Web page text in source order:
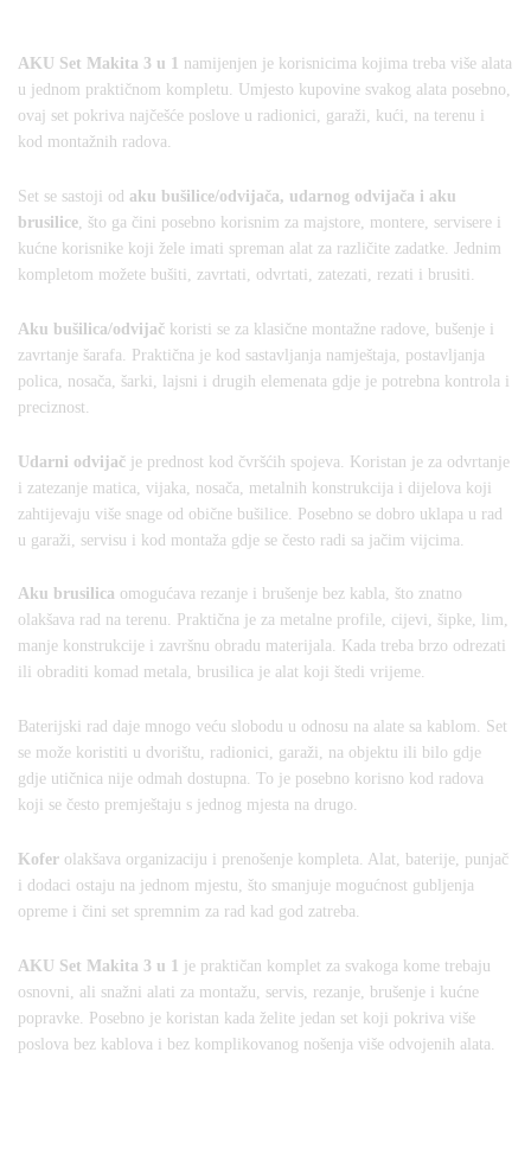
AKU Set Makita 3 u 1 namijenjen je korisnicima kojima treba više alata
u jednom praktičnom kompletu. Umjesto kupovine svakog alata posebno,
ovaj set pokriva najčešće poslove u radionici, garaži, kući, na terenu i
kod montažnih radova.
Set se sastoji od aku bušilice/odvijača, udarnog odvijača i aku
brusilice, što ga čini posebno korisnim za majstore, montere, servisere i
kućne korisnike koji žele imati spreman alat za različite zadatke. Jednim
kompletom možete bušiti, zavrtati, odvrtati, zatezati, rezati i brusiti.
Aku bušilica/odvijač koristi se za klasične montažne radove, bušenje i
zavrtanje šarafa. Praktična je kod sastavljanja namještaja, postavljanja
polica, nosača, šarki, lajsni i drugih elemenata gdje je potrebna kontrola i
preciznost.
Udarni odvijač je prednost kod čvršćih spojeva. Koristan je za odvrtanje
i zatezanje matica, vijaka, nosača, metalnih konstrukcija i dijelova koji
zahtijevaju više snage od obične bušilice. Posebno se dobro uklapa u rad
u garaži, servisu i kod montaža gdje se često radi sa jačim vijcima.
Aku brusilica omogućava rezanje i brušenje bez kabla, što znatno
olakšava rad na terenu. Praktična je za metalne profile, cijevi, šipke, lim,
manje konstrukcije i završnu obradu materijala. Kada treba brzo odrezati
ili obraditi komad metala, brusilica je alat koji štedi vrijeme.
Baterijski rad daje mnogo veću slobodu u odnosu na alate sa kablom. Set
se može koristiti u dvorištu, radionici, garaži, na objektu ili bilo gdje
gdje utičnica nije odmah dostupna. To je posebno korisno kod radova
koji se često premještaju s jednog mjesta na drugo.
Kofer olakšava organizaciju i prenošenje kompleta. Alat, baterije, punjač
i dodaci ostaju na jednom mjestu, što smanjuje mogućnost gubljenja
opreme i čini set spremnim za rad kad god zatreba.
AKU Set Makita 3 u 1
je praktičan komplet za svakoga kome trebaju
osnovni, ali snažni alati za montažu, servis, rezanje, brušenje i kućne
popravke. Posebno je koristan kada želite jedan set koji pokriva više
poslova bez kablova i bez komplikovanog nošenja više odvojenih alata.